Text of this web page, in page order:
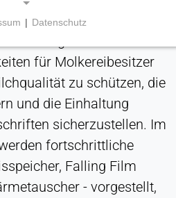
und
ist eine der
für Molkereibesitzer
zu schützen, die
und die Einhaltung
sicherzustellen. Im
fortschrittliche
Falling Film
- vorgestellt,
der Website wie
von
Diese Cookies können
| Datenschutz